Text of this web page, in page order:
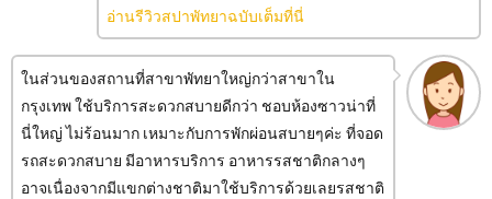
อ่านรีวิวสปาพัทยาฉบับเต็มที่นี่
ในส่วนของสถานที่สาขาพัทยาใหญ่กว่าสาขาใน
กรุงเทพ ใช้บริการสะดวกสบายดีกว่า ชอบห้องซาวน่าที่
นี่ใหญ่ ไม่ร้อนมาก เหมาะกับการพักผ่อนสบายๆค่ะ ที่จอด
รถสะดวกสบาย มีอาหารบริการ อาหารรสชาติกลางๆ
อาจเนื่องจากมีแขกต่างชาติมาใช้บริการด้วยเลยรสชาติ